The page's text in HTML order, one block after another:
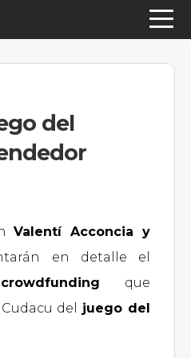
del
Valentí Acconcia y
en detalle el
crowdfunding que
del juego del